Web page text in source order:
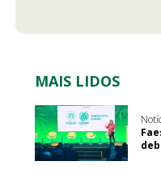
MAIS LIDOS